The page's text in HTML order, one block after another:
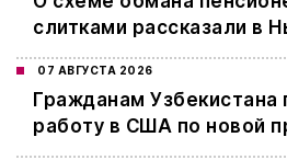
слитками рассказали в
07 АВГУСТА 2026
Гражданам Узбекистана
работу в США по новой